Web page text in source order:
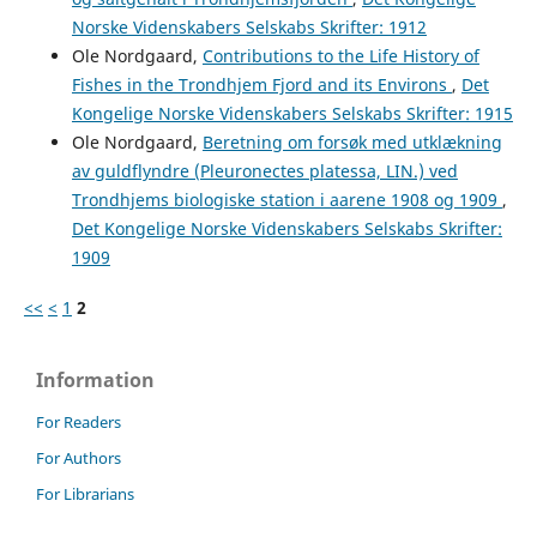
Norske Videnskabers Selskabs Skrifter: 1912
Ole Nordgaard, Contributions to the Life History of
Fishes in the Trondhjem Fjord and its Environs , Det
Kongelige Norske Videnskabers Selskabs Skrifter: 1915
Ole Nordgaard, Beretning om forsøk med utklækning
av guldflyndre (Pleuronectes platessa, LIN.) ved
Trondhjems biologiske station i aarene 1908 og 1909 ,
Det Kongelige Norske Videnskabers Selskabs Skrifter:
1909
<< < 1 2
Information
For Readers
For Authors
For Librarians